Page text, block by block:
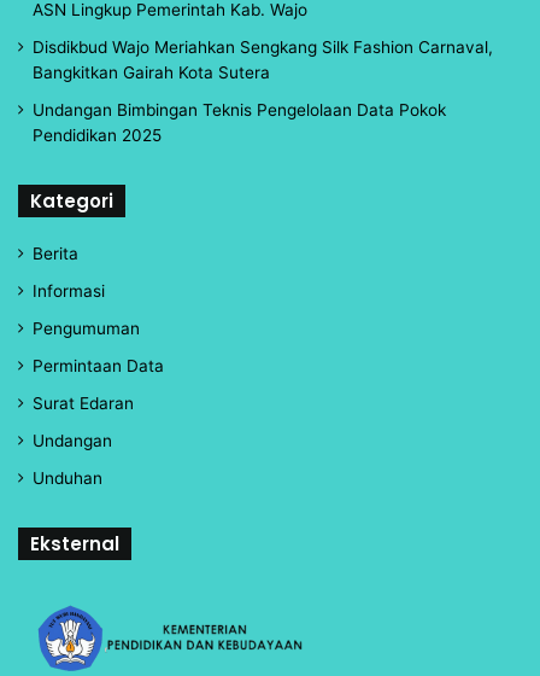
ASN Lingkup Pemerintah Kab. Wajo
Disdikbud Wajo Meriahkan Sengkang Silk Fashion Carnaval,
Bangkitkan Gairah Kota Sutera
Undangan Bimbingan Teknis Pengelolaan Data Pokok
Pendidikan 2025
Kategori
Berita
Informasi
Pengumuman
Permintaan Data
Surat Edaran
Undangan
Unduhan
Eksternal